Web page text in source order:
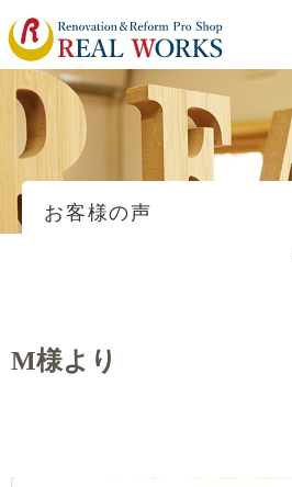
お客様の声
M様より